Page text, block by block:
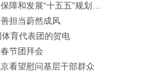
障和发展“十五五”规划…
担当蔚然成风
育代表团的贺电
节团拜会
看望慰问基层干部群众